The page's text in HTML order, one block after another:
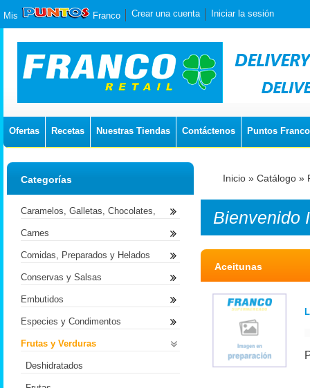
Mis Franco Crear una cuenta Iniciar la sesión
Ofertas Recetas Nuestras Tiendas Contáctenos Puntos Franco
Inicio » Catálogo »
Bienvenido
Aceitunas
Categorías
Caramelos, Galletas, Chocolates,
Carnes
Comidas, Preparados y Helados
Conservas y Salsas
Embutidos
Especies y Condimentos
Frutas y Verduras
Deshidratados